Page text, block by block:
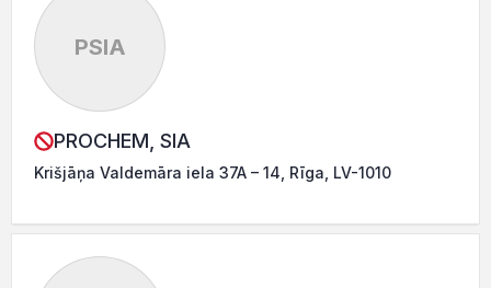
PSIA
PROCHEM, SIA
Krišjāņa Valdemāra iela 37A – 14, Rīga, LV-1010